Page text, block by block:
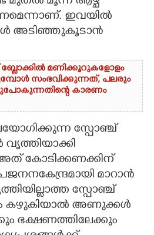
ഇവയിൽ
അടിഞ്ഞുകൂടാൻ
ബ്ലോക്കിൽ മണിക്കൂറുകളോളം
സംഭവിക്കുന്നത്, പലരും
കാരണം
സ്പോഞ്ച്
വൃത്തിയാക്കി
അത് കോടിക്കണക്കിന്
മാറാൻ
സ്പോഞ്ച്
കഴുകിയാൽ അണുക്കൾ
ഭക്ഷണത്തിലേക്കും